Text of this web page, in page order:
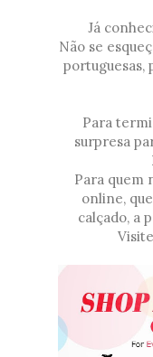
Já
Não se
portuguesas,
Para
surpresa
Para quem
online,
calçado, a